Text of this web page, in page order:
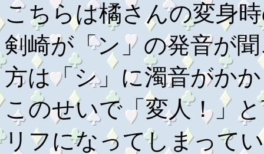
こちらは橘さんの変身
剣崎が「ン」の発音が
方は「シ」に濁音がか
このせいで「変人！」
リフになってしまって